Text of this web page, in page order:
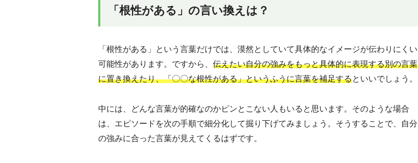
「根性がある」の言い換えは？
「根性がある」という言葉だけでは、漠然としていて具体的なイメージが伝わりにくい
可能性があります。ですから、 伝えたい自分の強みをもっと具体的に表現する別の言葉
に置き換えたり、「〇〇な根性がある」というふうに言葉を補足するといいでしょう。
中には、どんな言葉が的確なのかピンとこない人もいると思います。そのような場合
は、エピソードを次の手順で細分化して掘り下げてみましょう。そうすることで、自分
の強みに合った言葉が見えてくるはずです。